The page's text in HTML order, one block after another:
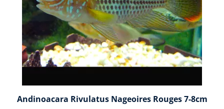
Andinoacara Rivulatus Nageoires Rouges 7-8cm